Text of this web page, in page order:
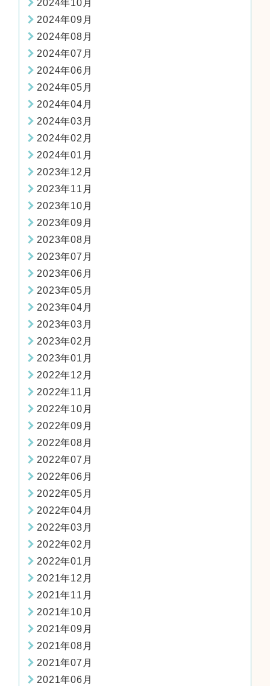
2024年10月
2024年09月
2024年08月
2024年07月
2024年06月
2024年05月
2024年04月
2024年03月
2024年02月
2024年01月
2023年12月
2023年11月
2023年10月
2023年09月
2023年08月
2023年07月
2023年06月
2023年05月
2023年04月
2023年03月
2023年02月
2023年01月
2022年12月
2022年11月
2022年10月
2022年09月
2022年08月
2022年07月
2022年06月
2022年05月
2022年04月
2022年03月
2022年02月
2022年01月
2021年12月
2021年11月
2021年10月
2021年09月
2021年08月
2021年07月
2021年06月